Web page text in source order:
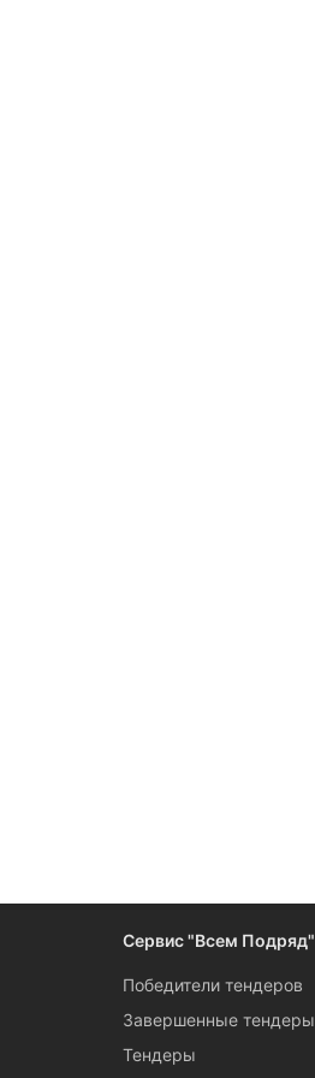
Сервис "Всем Подряд"
Победители тендеров
Завершенные тендеры
Тендеры